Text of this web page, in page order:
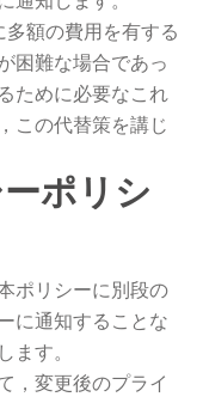
額の費用を有する
困難な場合であっ
ために必要なこれ
この代替策を講じ
ポリシ
ポリシーに別段の
に通知することな
ます。
，変更後のプライ